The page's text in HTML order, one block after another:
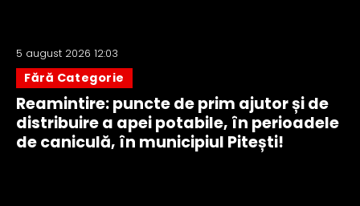
5 august 2026 12:03
Fără Categorie
Reamintire: puncte de prim ajutor și de
distribuire a apei potabile, în perioadele
de caniculă, în municipiul Pitești!